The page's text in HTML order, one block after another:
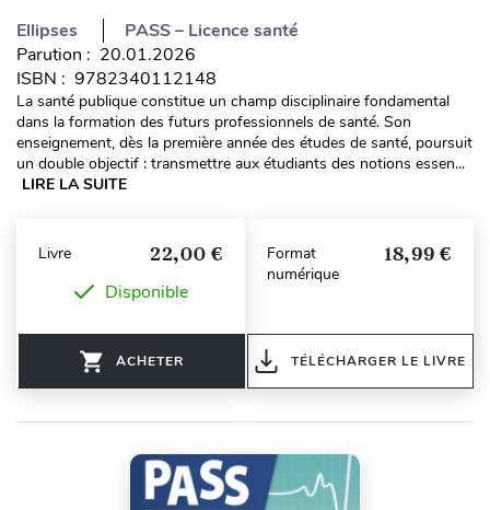
Ellipses
PASS – Licence santé
Parution : 20.01.2026
ISBN : 9782340112148
La santé publique constitue un champ disciplinaire fondamental
dans la formation des futurs professionnels de santé. Son
enseignement, dès la première année des études de santé, poursuit
un double objectif : transmettre aux étudiants des notions essen...
LIRE LA SUITE
Livre 22,00 €
Disponible
ACHETER
Format
numérique
18,99 €
TÉLÉCHARGER LE LIVRE